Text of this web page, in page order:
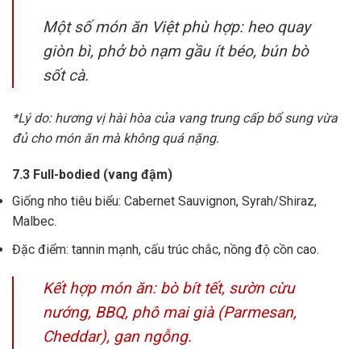
Một số món ăn Việt phù hợp: heo quay
giòn bì, phở bò nạm gầu ít béo, bún bò
sốt cà.
*Lý do: hương vị hài hòa của vang trung cấp bổ sung vừa
đủ cho món ăn mà không quá nặng.
7.3 Full-bodied (vang đậm)
Giống nho tiêu biểu: Cabernet Sauvignon, Syrah/Shiraz,
Malbec.
Đặc điểm: tannin mạnh, cấu trúc chắc, nồng độ cồn cao.
Kết hợp món ăn: bò bít tết, sườn cừu
nướng, BBQ, phô mai già (Parmesan,
Cheddar), gan ngỗng.